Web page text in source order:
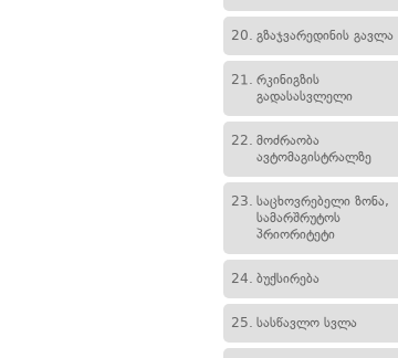
20. გზაჯვარედინის გავლა
21. რკინიგზის
გადასასვლელი
22. მოძრაობა
ავტომაგისტრალზე
23. საცხოვრებელი ზონა,
სამარშრუტოს
პრიორიტეტი
24. ბუქსირება
25. სასწავლო სვლა